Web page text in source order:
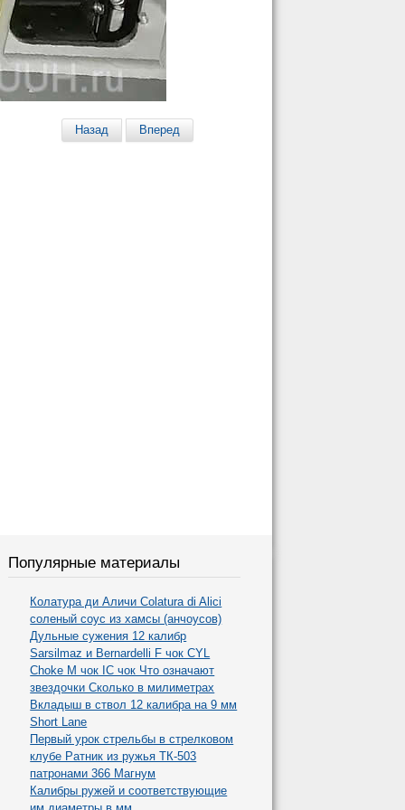
Назад Вперед
Популярные материалы
Колатура ди Аличи Colatura di Alici
соленый соус из хамсы (анчоусов)
Дульные сужения 12 калибр
Sarsilmaz и Bernardelli F чок CYL
Choke M чок IC чок Что означают
звездочки Сколько в милиметрах
Вкладыш в ствол 12 калибра на 9 мм
Short Lane
Первый урок стрельбы в стрелковом
клубе Ратник из ружья ТК-503
патронами 366 Магнум
Калибры ружей и соответствующие